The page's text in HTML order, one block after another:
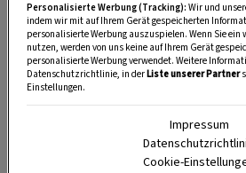
SPEICHERN
Für die
Personalisierte Werbung (Tracking): Wir und
indem wir mit auf Ihrem Gerät gespeicherten
personalisierte Werbung auszuspielen. Wenn Sie ein
nutzen, werden von uns keine auf Ihrem Gerät
personalisierte Werbung verwendet. Weitere
Datenschutzrichtlinie, in derListe unserer Partner
Einstellungen.
Impressum
Cookie-